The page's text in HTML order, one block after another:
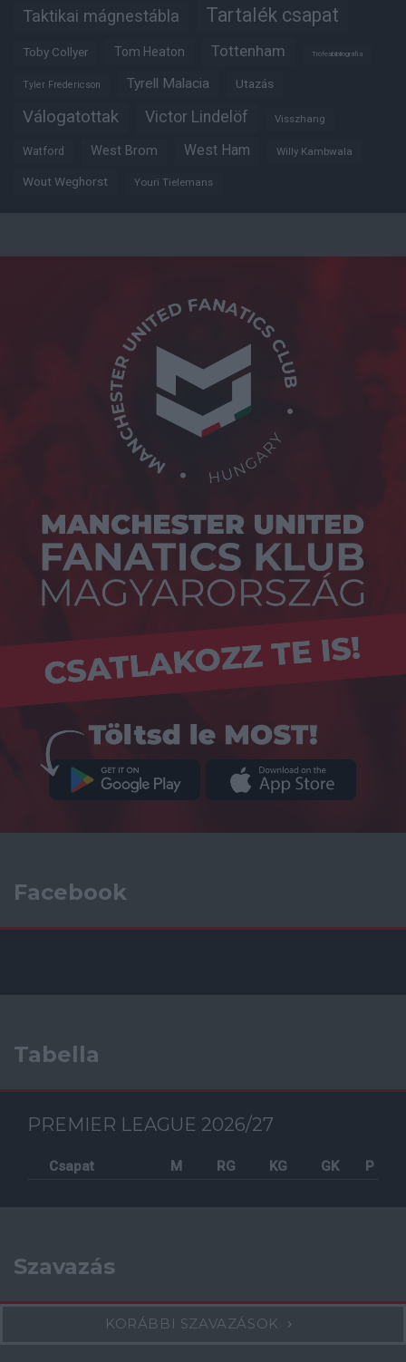
Taktikai mágnestábla Tartalék csapat
Toby Collyer Tom Heaton Tottenham Trófeabibliográfia
Tyler Fredericson Tyrell Malacia Utazás
Válogatottak Victor Lindelöf Visszhang
Watford West Brom West Ham Willy Kambwala
Wout Weghorst Youri Tielemans
Facebook
Tabella
PREMIER LEAGUE 2026/27
Csapat M RG KG GK P
Szavazás
KORÁBBI SZAVAZÁSOK